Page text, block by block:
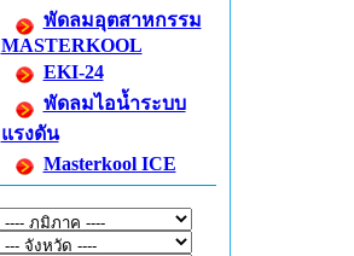
พัดลมอุตสาหกรรม
MASTERKOOL
EKI-24
พัดลมไอน้ำระบบ
แรงดัน
Masterkool ICE